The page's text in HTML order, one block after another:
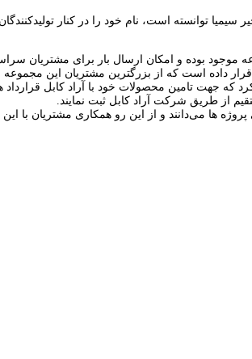
توانسته است، نام خود را در کنار
موجود بوده و امکان ارسال بار برای مشتریان
داده است که از بزرگترین مشتریان این مجموعه
جهت تامین محصولات خود با آراد کابل قرارداد
از طریق شرکت آراد کابل ثبت نمایند.
ها می‌دانند و از این رو همکاری مشتریان با این